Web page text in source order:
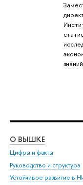
знаний
О ВЫШКЕ
Цифры и факты
Руководство и структура
Устойчивое развитие в